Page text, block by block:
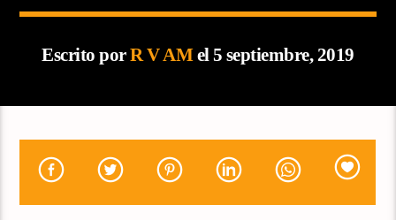
Escrito porR V AMel 5 septiembre, 2019